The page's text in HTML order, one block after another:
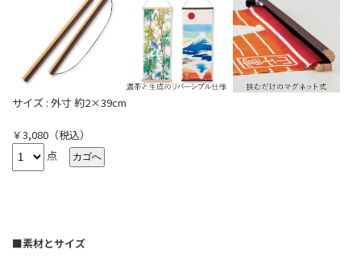
サイズ : 外寸 約2×39cm
￥3,080（税込）
点
■素材とサイズ